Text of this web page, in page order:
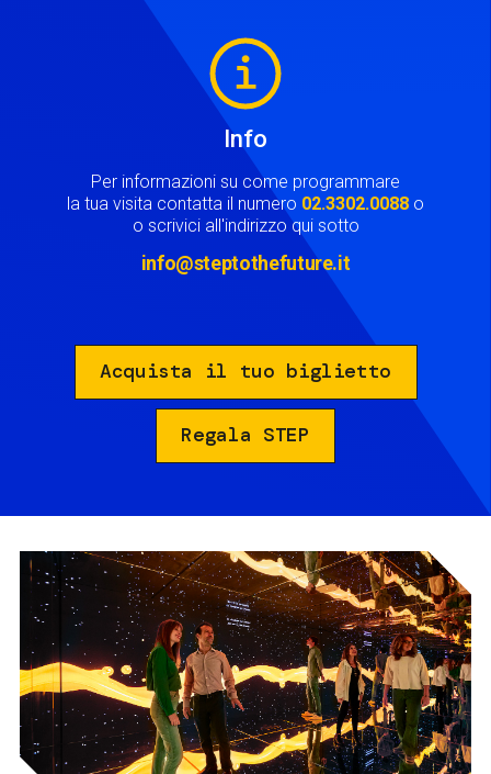
Info
Per informazioni su come programmare
la tua visita contatta il numero 02.3302.0088 o
o scrivici all'indirizzo qui sotto
info@steptothefuture.it
Acquista il tuo biglietto
Regala STEP